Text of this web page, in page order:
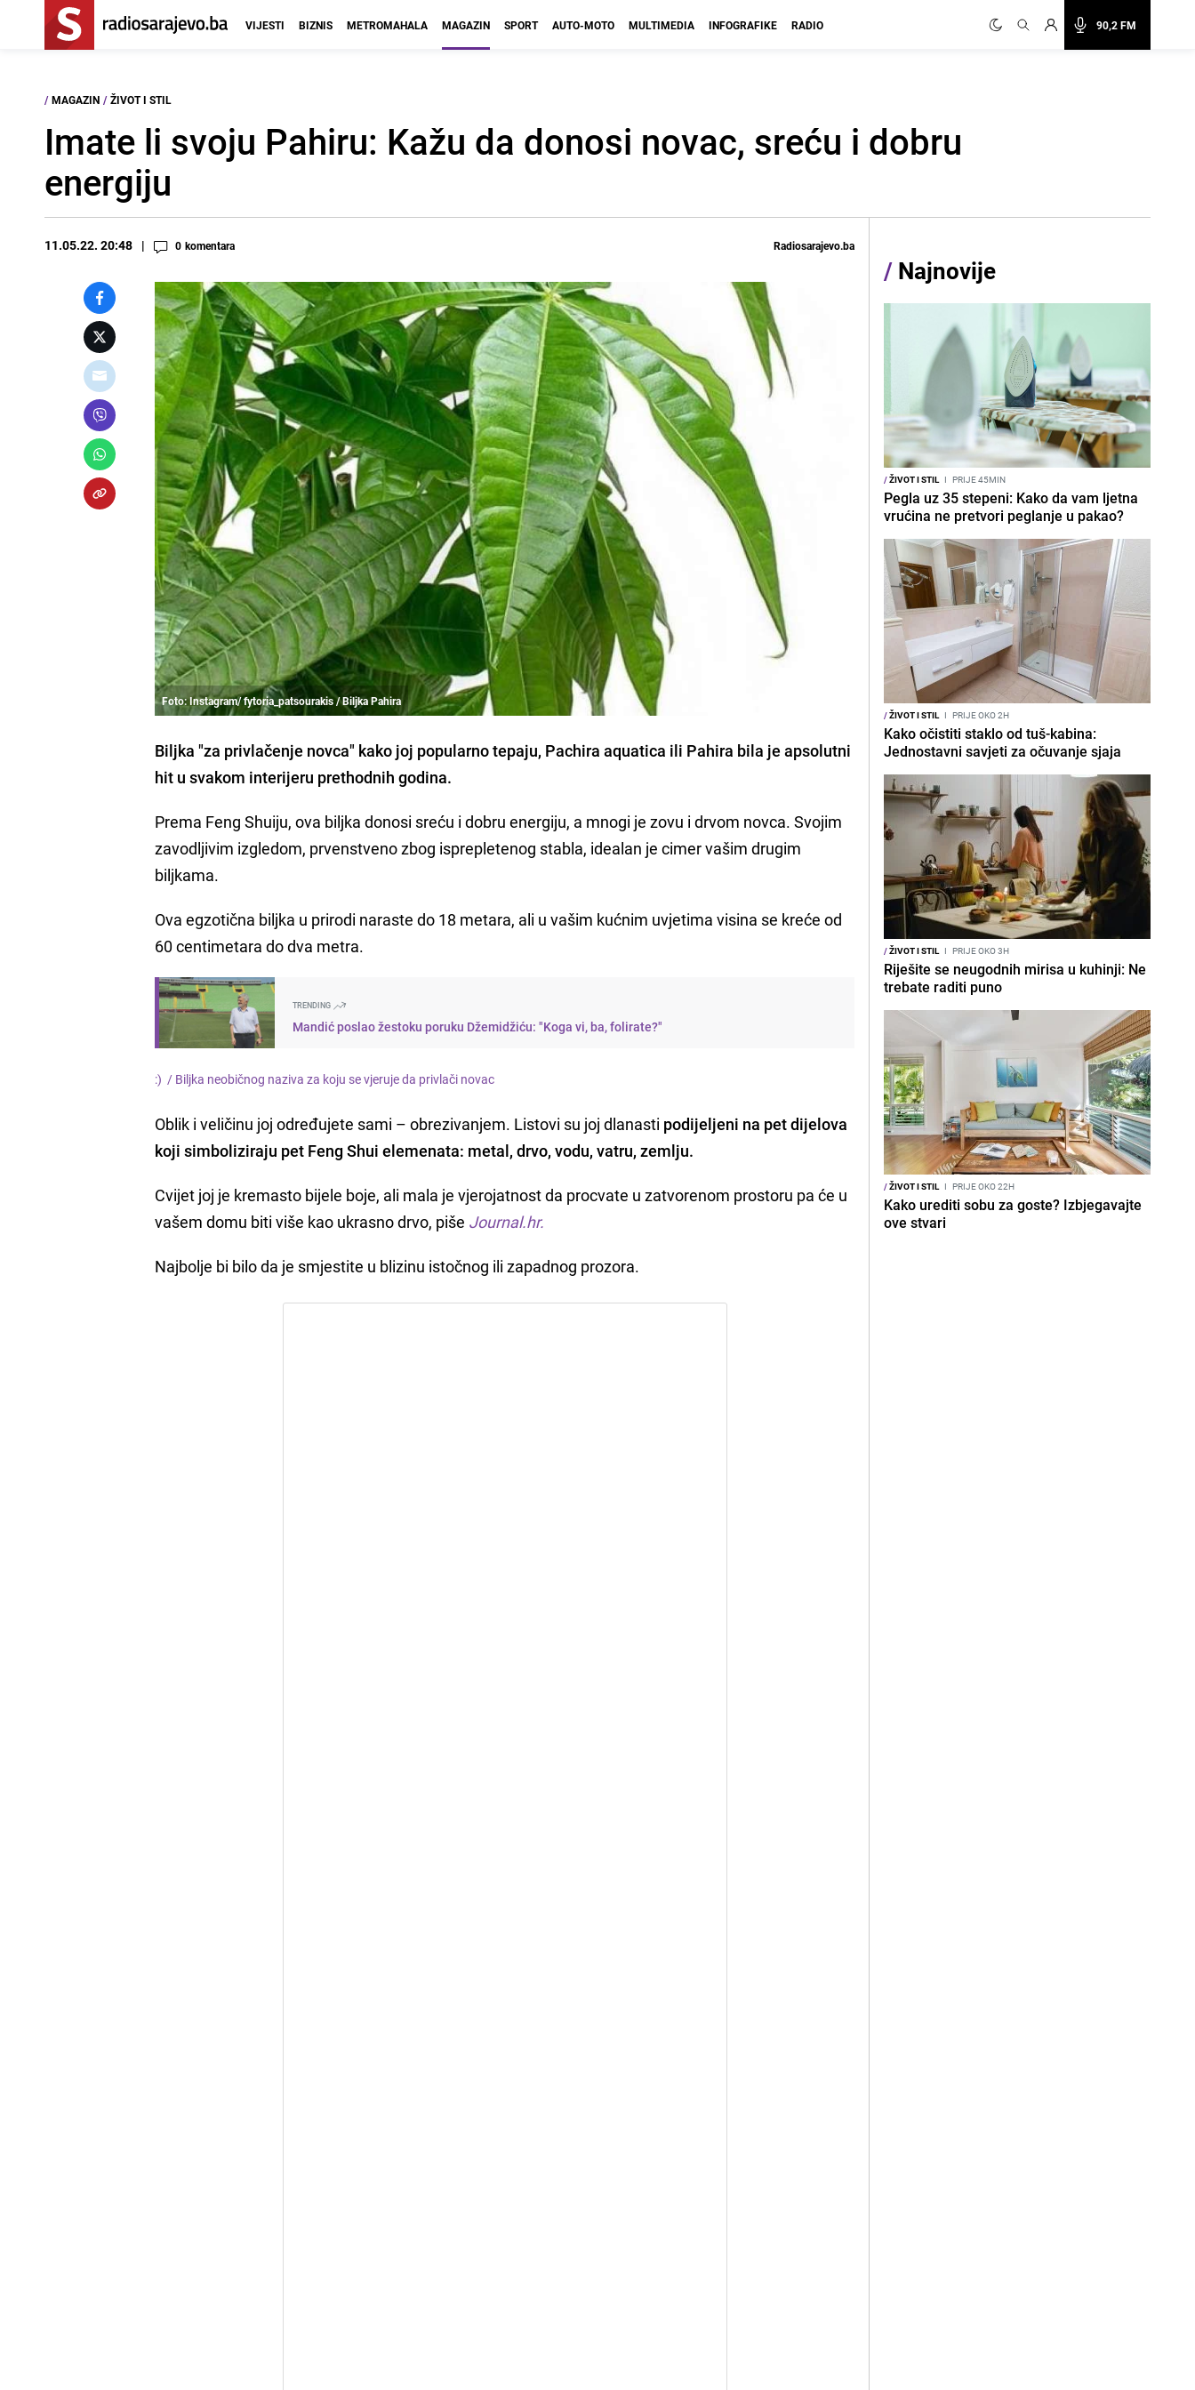
90,2 FM
VIJESTI BIZNIS METROMAHALA MAGAZIN SPORT AUTO-MOTO MULTIMEDIA INFOGRAFIKE RADIO
/ MAGAZIN / ŽIVOT I STIL
Imate li svoju Pahiru: Kažu da donosi novac, sreću i dobru
energiju
11.05.22. 20:48 0 komentara Radiosarajevo.ba
Foto: Instagram/ fytoria_patsourakis / Biljka Pahira
Biljka "za privlačenje novca" kako joj popularno tepaju, Pachira aquatica ili Pahira bila je apsolutni
hit u svakom interijeru prethodnih godina.
Prema Feng Shuiju, ova biljka donosi sreću i dobru energiju, a mnogi je zovu i drvom novca. Svojim
zavodljivim izgledom, prvenstveno zbog isprepletenog stabla, idealan je cimer vašim drugim
biljkama.
Ova egzotična biljka u prirodi naraste do 18 metara, ali u vašim kućnim uvjetima visina se kreće od
60 centimetara do dva metra.
TRENDING
Mandić poslao žestoku poruku Džemidžiću: "Koga vi, ba, folirate?"
:) / Biljka neobičnog naziva za koju se vjeruje da privlači novac
Oblik i veličinu joj određujete sami – obrezivanjem. Listovi su joj dlanasti podijeljeni na pet dijelova
koji simboliziraju pet Feng Shui elemenata: metal, drvo, vodu, vatru, zemlju.
Cvijet joj je kremasto bijele boje, ali mala je vjerojatnost da procvate u zatvorenom prostoru pa će u
vašem domu biti više kao ukrasno drvo, piše Journal.hr.
Najbolje bi bilo da je smjestite u blizinu istočnog ili zapadnog prozora.
/ Najnovije
/ŽIVOT I STIL I PRIJE 45MIN
Pegla uz 35 stepeni: Kako da vam ljetna
vrućina ne pretvori peglanje u pakao?
/ŽIVOT I STIL I PRIJE OKO 2H
Kako očistiti staklo od tuš-kabina:
Jednostavni savjeti za očuvanje sjaja
/ŽIVOT I STIL I PRIJE OKO 3H
Riješite se neugodnih mirisa u kuhinji: Ne
trebate raditi puno
/ŽIVOT I STIL I PRIJE OKO 22H
Kako urediti sobu za goste? Izbjegavajte
ove stvari